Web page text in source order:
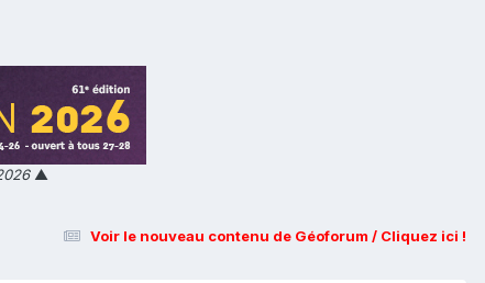
▲
Voir le nouveau contenu de Géoforum / Cliquez ici !